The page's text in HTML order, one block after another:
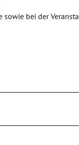
bei der